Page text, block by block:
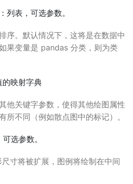
：列表，可选参数。
序。默认情况下，这将是在数据中
果变量是 pandas 分类，则为类
的映射字典
他关键字参数，使得其他绘图属性
所不同（例如散点图中的标记）。
选参数。
寸将被扩展，图例将绘制在中间